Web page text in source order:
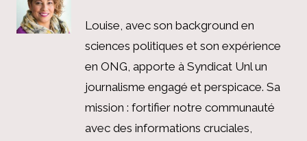
Louise, avec son background en
sciences politiques et son expérience
en ONG, apporte à Syndicat Unl un
journalisme engagé et perspicace. Sa
mission : fortifier notre communauté
avec des informations cruciales,